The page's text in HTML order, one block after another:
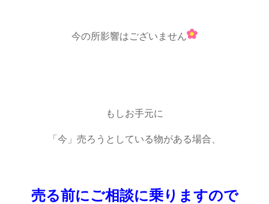
今の所影響はございません
もしお手元に
「今」売ろうとしている物がある場合、
売る前にご相談に乗りますので